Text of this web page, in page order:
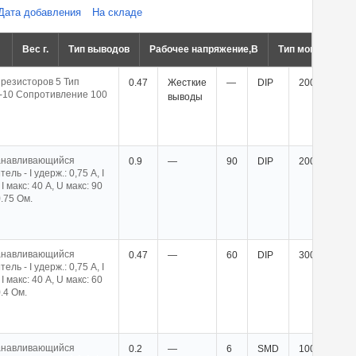
добавления На складе
Вес г. Тип выводов Рабочее напряжение,В Тип монтажа
5 Тип
10 Сопротивление 100
0.47
Жесткие
выводы
— DIP 200шт.
- I удерж.: 0,75 А, I
макс: 40 А, U макс: 90
Ом.
0.9 — 90 DIP 2000шт.
- I удерж.: 0,75 А, I
макс: 40 А, U макс: 60
Ом.
0.47 — 60 DIP 3000шт.
0.2 — 6 SMD 1000шт.